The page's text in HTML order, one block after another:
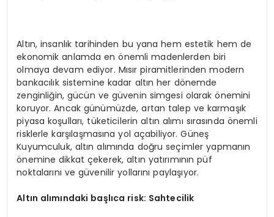
Altın, insanlık tarihinden bu yana hem estetik hem de
ekonomik anlamda en önemli madenlerden biri
olmaya devam ediyor. Mısır piramitlerinden modern
bankacılık sistemine kadar altın her dönemde
zenginliğin, gücün ve güvenin simgesi olarak önemini
koruyor. Ancak günümüzde, artan talep ve karmaşık
piyasa koşulları, tüketicilerin altın alımı sırasında önemli
risklerle karşılaşmasına yol açabiliyor. Güneş
Kuyumculuk, altın alımında doğru seçimler yapmanın
önemine dikkat çekerek, altın yatırımının püf
noktalarını ve güvenilir yollarını paylaşıyor.
Altın alımındaki başlıca risk: Sahtecilik